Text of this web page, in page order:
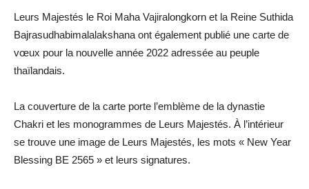
Leurs Majestés le Roi Maha Vajiralongkorn et la Reine Suthida
Bajrasudhabimalalakshana ont également publié une carte de
vœux pour la nouvelle année 2022 adressée au peuple
thaïlandais.
La couverture de la carte porte l’emblème de la dynastie
Chakri et les monogrammes de Leurs Majestés. À l’intérieur
se trouve une image de Leurs Majestés, les mots « New Year
Blessing BE 2565 » et leurs signatures.